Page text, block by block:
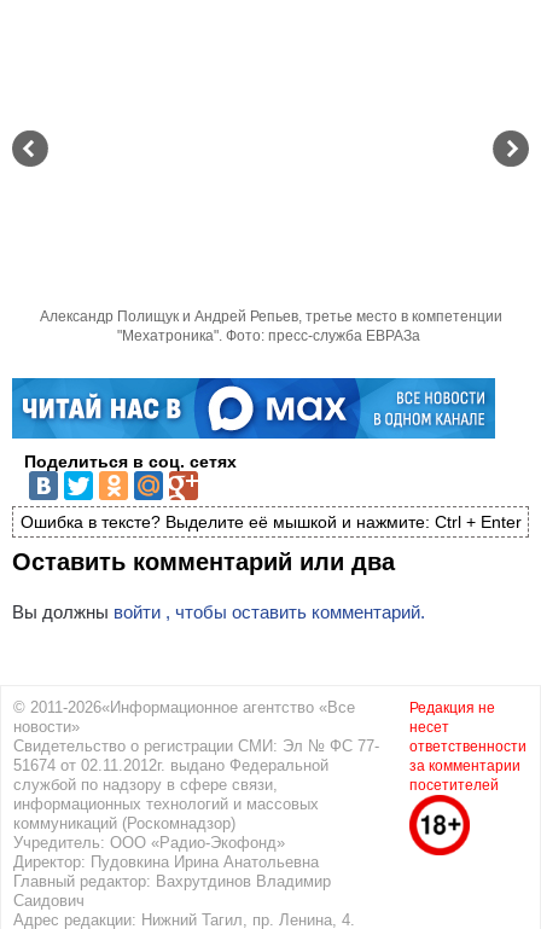
Александр Полищук и Андрей Репьев, третье место в компетенции
"Мехатроника". Фото: пресс-служба ЕВРАЗа
Поделиться в соц. сетях
Ошибка в тексте? Выделите её мышкой и нажмите: Ctrl + Enter
Оставить комментарий или два
Вы должны войти , чтобы оставить комментарий.
© 2011-2026«Информационное агентство «Все
новости»
Свидетельство о регистрации СМИ: Эл № ФС 77-
51674 от 02.11.2012г. выдано Федеральной
службой по надзору в сфере связи,
информационных технологий и массовых
коммуникаций (Роскомнадзор)
Учредитель: ООО «Радио-Экофонд»
Директор: Пудовкина Ирина Анатольевна
Главный редактор: Вахрутдинов Владимир
Саидович
Адрес редакции: Нижний Тагил, пр. Ленина, 4.
Редакция не
несет
ответственности
за комментарии
посетителей